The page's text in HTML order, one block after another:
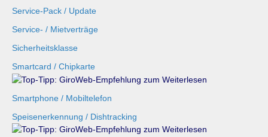
Service-Pack / Update
Service- / Mietverträge
Sicherheitsklasse
Smartcard / Chipkarte
Smartphone / Mobiltelefon
Speisenerkennung / Dishtracking